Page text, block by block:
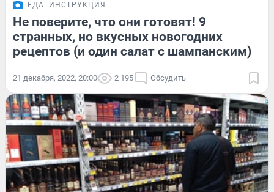
ЕДА ИНСТРУКЦИЯ
Не поверите, что они готовят! 9
странных, но вкусных новогодних
рецептов (и один салат с шампанским)
21 декабря, 2022, 20:00 2 195 Обсудить